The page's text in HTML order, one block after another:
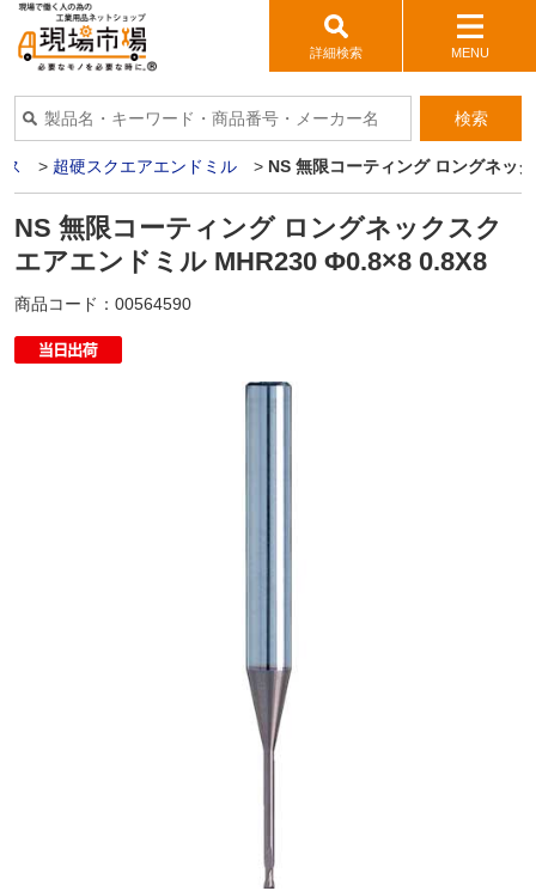
詳細検索 MENU
検索
> 超硬スクエアエンドミル > NS 無限コーティング ロングネッ
NS 無限コーティング ロングネックスク
エアエンドミル MHR230 Φ0.8×8 0.8X8
商品コード： 00564590